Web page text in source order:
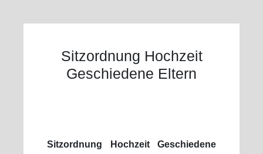
Sitzordnung Hochzeit
Geschiedene Eltern
Sitzordnung Hochzeit Geschiedene